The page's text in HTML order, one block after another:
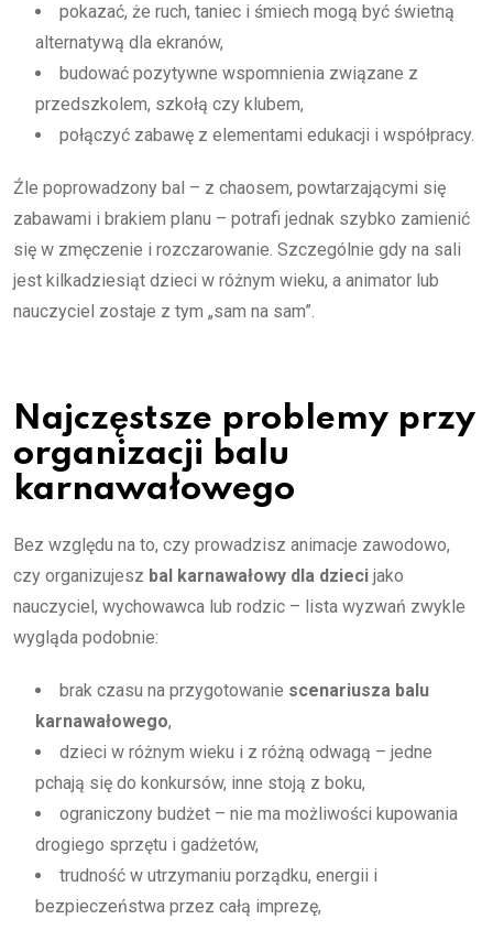
pokazać, że ruch, taniec i śmiech mogą być świetną
alternatywą dla ekranów,
budować pozytywne wspomnienia związane z
przedszkolem, szkołą czy klubem,
połączyć zabawę z elementami edukacji i współpracy.
Źle poprowadzony bal – z chaosem, powtarzającymi się
zabawami i brakiem planu – potrafi jednak szybko zamienić
się w zmęczenie i rozczarowanie. Szczególnie gdy na sali
jest kilkadziesiąt dzieci w różnym wieku, a animator lub
nauczyciel zostaje z tym „sam na sam”.
Najczęstsze problemy przy
organizacji balu
karnawałowego
Bez względu na to, czy prowadzisz animacje zawodowo,
czy organizujesz bal karnawałowy dla dzieci jako
nauczyciel, wychowawca lub rodzic – lista wyzwań zwykle
wygląda podobnie:
brak czasu na przygotowanie scenariusza balu
karnawałowego,
dzieci w różnym wieku i z różną odwagą – jedne
pchają się do konkursów, inne stoją z boku,
ograniczony budżet – nie ma możliwości kupowania
drogiego sprzętu i gadżetów,
trudność w utrzymaniu porządku, energii i
bezpieczeństwa przez całą imprezę,